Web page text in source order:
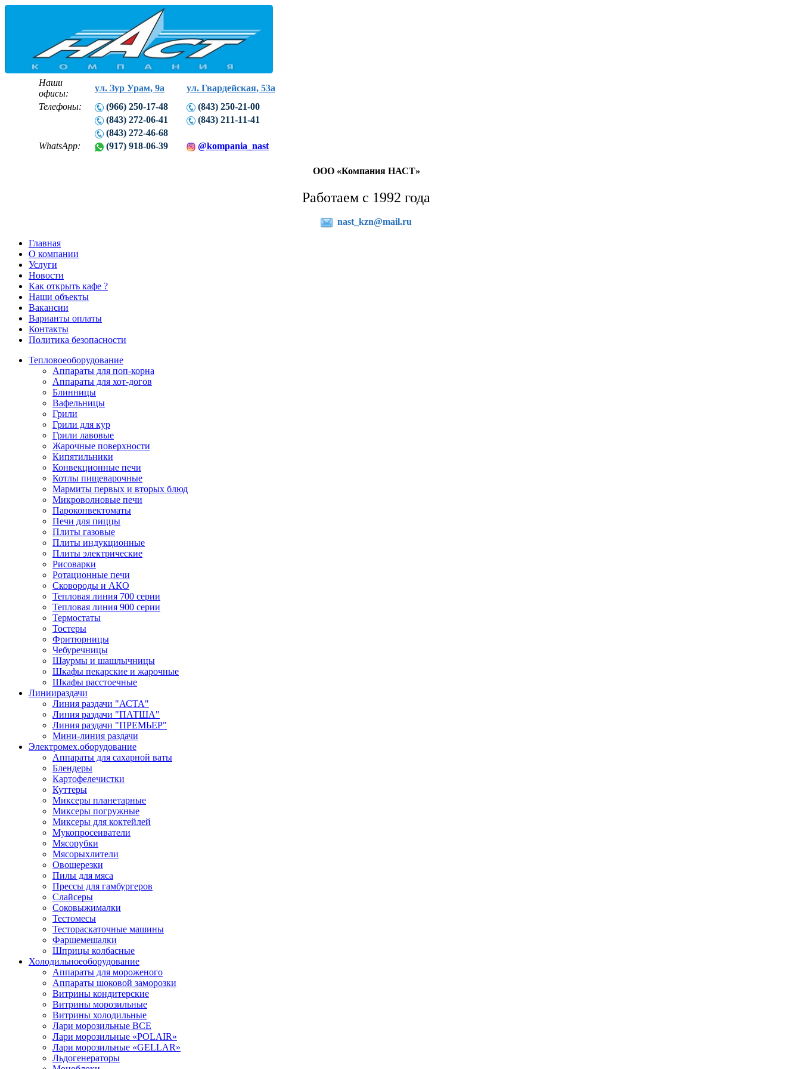
Наши
офисы:
ул. Зур Урам, 9а
ул. Гвардейская, 53а
Телефоны:
(966) 250-17-48
(843) 250-21-00
(843) 272-06-41
(843) 211-11-41
(843) 272-46-68
WhatsApp:
(917) 918-06-39 @kompania_nast
ООО «Компания НАСТ»
Работаем с 1992 года
nast_kzn@mail.ru
Главная
О компании
Услуги
Новости
Как открыть кафе ?
Наши объекты
Вакансии
Варианты оплаты
Контакты
Политика безопасности
Тепловоеоборудование
Аппараты для поп-корна
Аппараты для хот-догов
Блинницы
Вафельницы
Грили
Грили для кур
Грили лавовые
Жарочные поверхности
Кипятильники
Конвекционные печи
Котлы пищеварочные
Мармиты первых и вторых блюд
Микроволновые печи
Пароконвектоматы
Печи для пиццы
Плиты газовые
Плиты индукционные
Плиты электрические
Рисоварки
Ротационные печи
Сковороды и АКО
Тепловая линия 700 серии
Тепловая линия 900 серии
Термостаты
Тостеры
Фритюрницы
Чебуречницы
Шаурмы и шашлычницы
Шкафы пекарские и жарочные
Шкафы расстоечные
Линиираздачи
Линия раздачи "АСТА"
Линия раздачи "ПАТША"
Линия раздачи "ПРЕМЬЕР"
Мини-линия раздачи
Электромех.оборудование
Аппараты для сахарной ваты
Блендеры
Картофелечистки
Куттеры
Миксеры планетарные
Миксеры погружные
Миксеры для коктейлей
Мукопросеиватели
Мясорубки
Мясорыхлители
Овощерезки
Пилы для мяса
Прессы для гамбургеров
Слайсеры
Соковыжималки
Тестомесы
Тестораскаточные машины
Фаршемешалки
Шприцы колбасные
Холодильноеоборудование
Аппараты для мороженого
Аппараты шоковой заморозки
Витрины кондитерские
Витрины морозильные
Витрины холодильные
Лари морозильные ВСЕ
Лари морозильные «POLAIR»
Лари морозильные «GELLAR»
Льдогенераторы